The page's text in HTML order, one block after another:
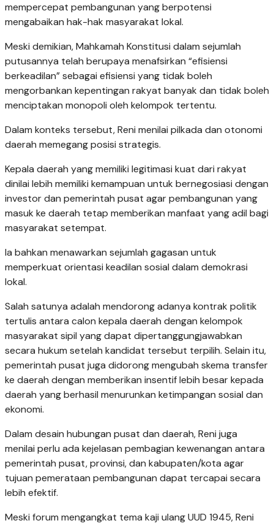
mempercepat pembangunan yang berpotensi
mengabaikan hak-hak masyarakat lokal.
Meski demikian, Mahkamah Konstitusi dalam sejumlah
putusannya telah berupaya menafsirkan “efisiensi
berkeadilan” sebagai efisiensi yang tidak boleh
mengorbankan kepentingan rakyat banyak dan tidak boleh
menciptakan monopoli oleh kelompok tertentu.
Dalam konteks tersebut, Reni menilai pilkada dan otonomi
daerah memegang posisi strategis.
Kepala daerah yang memiliki legitimasi kuat dari rakyat
dinilai lebih memiliki kemampuan untuk bernegosiasi dengan
investor dan pemerintah pusat agar pembangunan yang
masuk ke daerah tetap memberikan manfaat yang adil bagi
masyarakat setempat.
Ia bahkan menawarkan sejumlah gagasan untuk
memperkuat orientasi keadilan sosial dalam demokrasi
lokal.
Salah satunya adalah mendorong adanya kontrak politik
tertulis antara calon kepala daerah dengan kelompok
masyarakat sipil yang dapat dipertanggungjawabkan
secara hukum setelah kandidat tersebut terpilih. Selain itu,
pemerintah pusat juga didorong mengubah skema transfer
ke daerah dengan memberikan insentif lebih besar kepada
daerah yang berhasil menurunkan ketimpangan sosial dan
ekonomi.
Dalam desain hubungan pusat dan daerah, Reni juga
menilai perlu ada kejelasan pembagian kewenangan antara
pemerintah pusat, provinsi, dan kabupaten/kota agar
tujuan pemerataan pembangunan dapat tercapai secara
lebih efektif.
Meski forum mengangkat tema kaji ulang UUD 1945, Reni